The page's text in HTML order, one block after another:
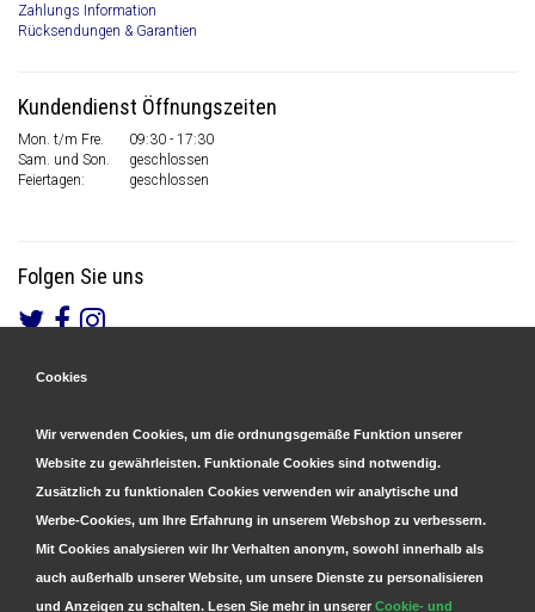
Zahlungs Information
Rücksendungen & Garantien
Kundendienst Öffnungszeiten
Mon. t/m Fre.
09:30 - 17:30
Sam. und Son.
geschlossen
Feiertagen:
geschlossen
Folgen Sie uns
Cookies
Wir verwenden Cookies, um die ordnungsgemäße Funktion unserer
Website zu gewährleisten. Funktionale Cookies sind notwendig.
Zusätzlich zu funktionalen Cookies verwenden wir analytische und
Werbe-Cookies, um Ihre Erfahrung in unserem Webshop zu verbessern.
Mit Cookies analysieren wir Ihr Verhalten anonym, sowohl innerhalb als
auch außerhalb unserer Website, um unsere Dienste zu personalisieren
und Anzeigen zu schalten. Lesen Sie mehr in unserer Cookie- und